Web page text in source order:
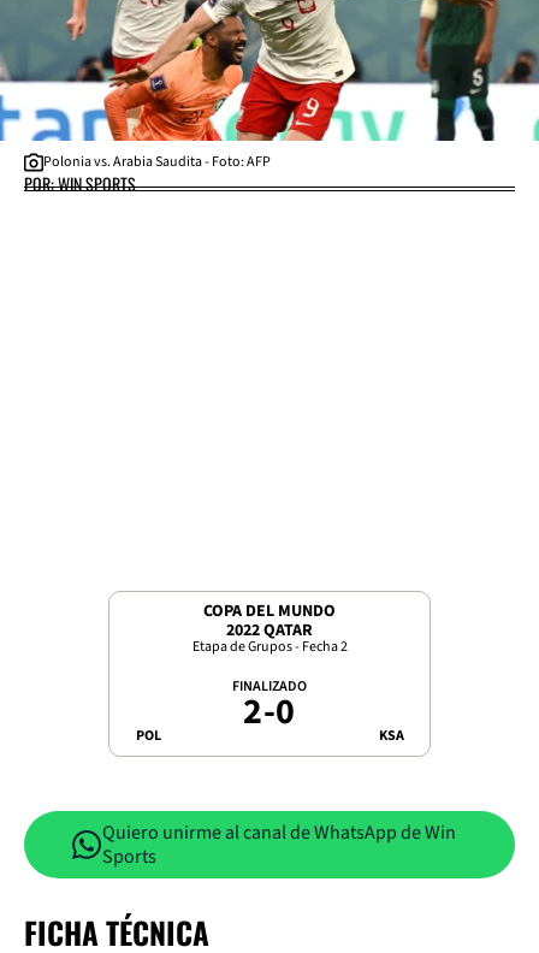
Polonia vs. Arabia Saudita - Foto: AFP
POR: WIN SPORTS
COPA DEL MUNDO
2022 QATAR
Etapa de Grupos - Fecha 2
POL
FINALIZADO
2-0 KSA
Quiero unirme al canal de WhatsApp de Win
Sports
FICHA TÉCNICA